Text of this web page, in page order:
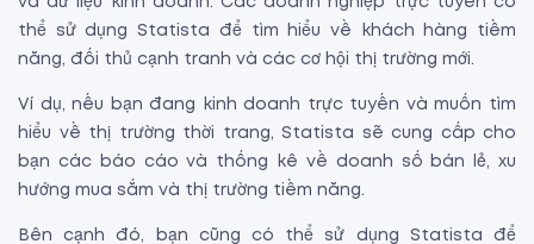
thể sử dụng Statista để tìm hiểu về khách hàng tiềm
năng, đối thủ cạnh tranh và các cơ hội thị trường mới.
Ví dụ, nếu bạn đang kinh doanh trực tuyến và muốn tìm
hiểu về thị trường thời trang, Statista sẽ cung cấp cho
bạn các báo cáo và thống kê về doanh số bán lẻ, xu
hướng mua sắm và thị trường tiềm năng.
Bên cạnh đó, bạn cũng có thể sử dụng Statista để